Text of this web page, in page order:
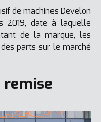
de machines Develon
2019, date à laquelle
de la marque, les
parts sur le marché
remise